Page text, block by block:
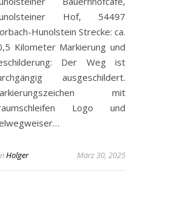
Hof, 54497
Hunolstein Strecke: ca.
Kilometer Markierung und
Der Weg ist
ausgeschildert.
mit
Logo und
Holger März 30, 2025